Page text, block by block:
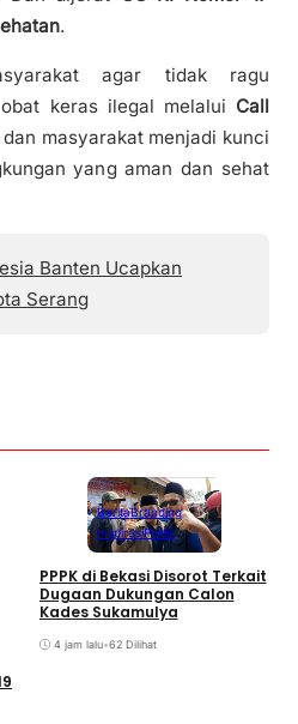
.
agar tidak ragu
keras ilegal melalui Call
masyarakat menjadi kunci
yang aman dan sehat
Banten Ucapkan
Serang
BeritaBranding
InspirasiPolitik
PPPK di Bekasi Disorot Terkait
Dugaan Dukungan Calon
Kades Sukamulya
4 jam lalu•62 Dilihat